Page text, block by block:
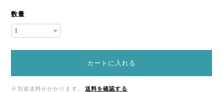
数量
カートに入れる
※別途送料がかかります。
送料を確認する